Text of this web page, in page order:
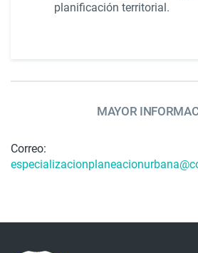
planificación territorial.
MAYOR
Correo: